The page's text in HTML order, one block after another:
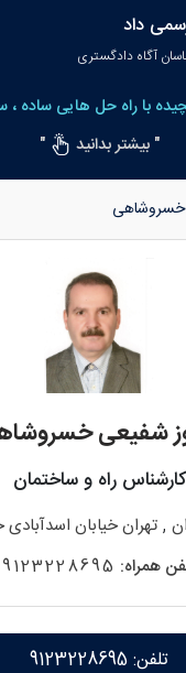
داد
آگاه دادگستری
با راه حل هایی ساده
" بیشتر بدانید
"
خسروشاهی
شفیعی
کارشناس راه و ساختمان
, تهران خیابان اسدآبادی
همراه: 9123228695
تلفن: 9123228695